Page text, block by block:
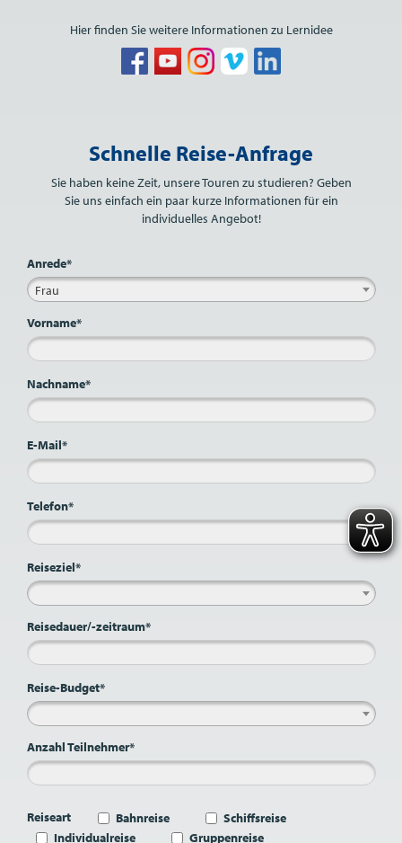
Hier finden Sie weitere Informationen zu Lernidee
Schnelle Reise-Anfrage
Sie haben keine Zeit, unsere Touren zu studieren? Geben
Sie uns einfach ein paar kurze Informationen für ein
individuelles Angebot!
Anrede*
Frau
Vorname*
Nachname*
E-Mail*
Telefon*
Reiseziel*
Reisedauer/-zeitraum*
Reise-Budget*
Anzahl Teilnehmer*
Reiseart Bahnreise
Schiffsreise
Individualreise
Gruppenreise